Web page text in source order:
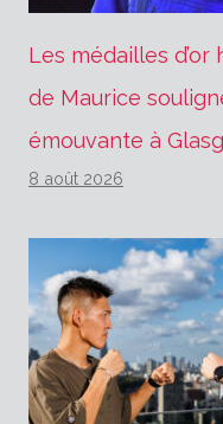
Les médailles
de Maurice
émouvante à
8 août 2026